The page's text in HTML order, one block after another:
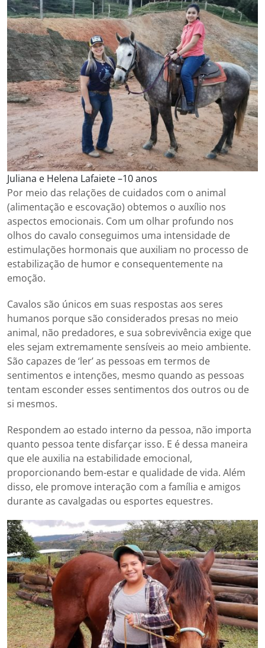
Juliana e Helena Lafaiete –10 anos
Por meio das relações de cuidados com o animal
(alimentação e escovação) obtemos o auxílio nos
aspectos emocionais. Com um olhar profundo nos
olhos do cavalo conseguimos uma intensidade de
estimulações hormonais que auxiliam no processo de
estabilização de humor e consequentemente na
emoção.
Cavalos são únicos em suas respostas aos seres
humanos porque são considerados presas no meio
animal, não predadores, e sua sobrevivência exige que
eles sejam extremamente sensíveis ao meio ambiente.
São capazes de ‘ler’ as pessoas em termos de
sentimentos e intenções, mesmo quando as pessoas
tentam esconder esses sentimentos dos outros ou de
si mesmos.
Respondem ao estado interno da pessoa, não importa
quanto pessoa tente disfarçar isso. E é dessa maneira
que ele auxilia na estabilidade emocional,
proporcionando bem-estar e qualidade de vida. Além
disso, ele promove interação com a família e amigos
durante as cavalgadas ou esportes equestres.